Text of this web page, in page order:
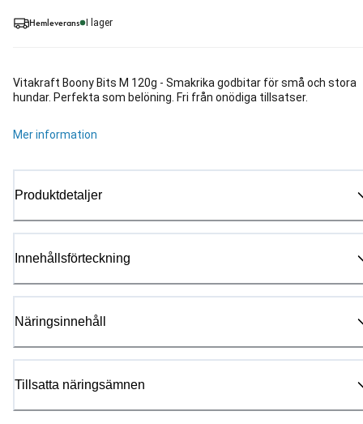
Hemleverans I lager
Vitakraft Boony Bits M 120g - Smakrika godbitar för små och stora
hundar. Perfekta som belöning. Fri från onödiga tillsatser.
Mer information
Produktdetaljer
Innehållsförteckning
Näringsinnehåll
Tillsatta näringsämnen